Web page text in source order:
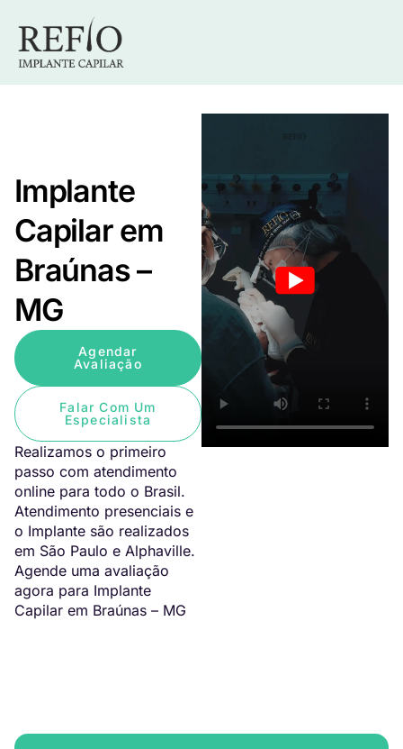
Implante
Capilar em
Braúnas –
MG
Agendar
Avaliação
Falar Com Um
Especialista
Realizamos o primeiro
passo com atendimento
online para todo o Brasil.
Atendimento presenciais e
o Implante são realizados
em São Paulo e Alphaville.
Agende uma avaliação
agora para Implante
Capilar em Braúnas – MG